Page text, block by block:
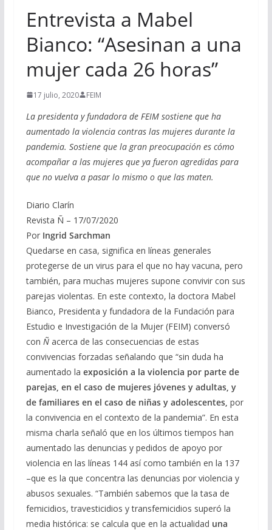
Entrevista a Mabel
Bianco: “Asesinan a una
mujer cada 26 horas”
17 julio, 2020 FEIM
La presidenta y fundadora de FEIM sostiene que ha
aumentado la violencia contras las mujeres durante la
pandemia. Sostiene que la gran preocupación es cómo
acompañar a las mujeres que ya fueron agredidas para
que no vuelva a pasar lo mismo o que las maten.
Diario Clarín
Revista Ñ – 17/07/2020
Por Ingrid Sarchman
Quedarse en casa, significa en líneas generales
protegerse de un virus para el que no hay vacuna, pero
también, para muchas mujeres supone convivir con sus
parejas violentas. En este contexto, la doctora Mabel
Bianco, Presidenta y fundadora de la Fundación para
Estudio e Investigación de la Mujer (FEIM) conversó
con Ñacerca de las consecuencias de estas
convivencias forzadas señalando que “sin duda ha
aumentado la exposición a la violencia por parte de
parejas, en el caso de mujeres jóvenes y adultas, y
de familiares en el caso de niñas y adolescentes, por
la convivencia en el contexto de la pandemia”. En esta
misma charla señaló que en los últimos tiempos han
aumentado las denuncias y pedidos de apoyo por
violencia en las líneas 144 así como también en la 137
–que es la que concentra las denuncias por violencia y
abusos sexuales. “También sabemos que la tasa de
femicidios, travesticidios y transfemicidios superó la
media histórica: se calcula que en la actualidad una